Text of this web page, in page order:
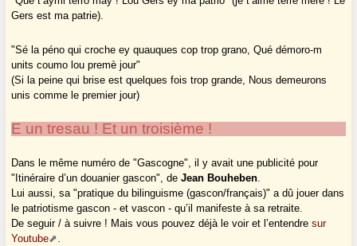
Gers est ma patrie).
"Sé la péno qui croche ey quauques cop trop grano, Qué démoro-m
units coumo lou premè jour"
(Si la peine qui brise est quelques fois trop grande, Nous demeurons
unis comme le premier jour)
E un tresau ! Et un troisième !
Dans le même numéro de "Gascogne", il y avait une publicité pour
"Itinéraire d’un douanier gascon", deJean Bouheben.
Lui aussi, sa "pratique du bilinguisme (gascon/français)" a dû jouer dans
le patriotisme gascon - et vascon - qu’il manifeste à sa retraite.
De seguir / à suivre ! Mais vous pouvez déjà le voir et l’entendresur
Youtube
.